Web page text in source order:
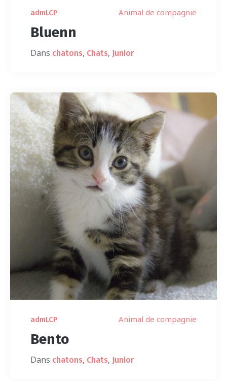
admLCP Animal de compagnie
Bluenn
Dans chatons, Chats, Junior
admLCP Animal de compagnie
Bento
Dans chatons, Chats, Junior